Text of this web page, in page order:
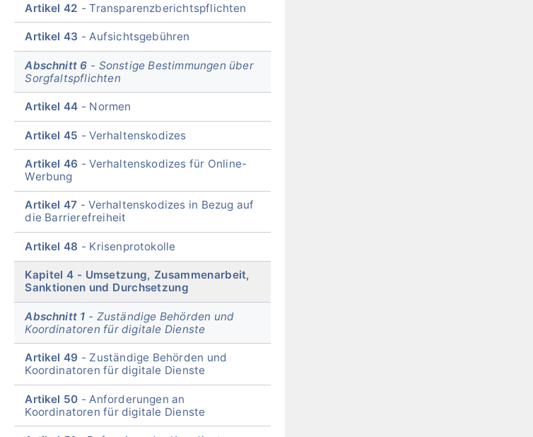
Artikel 42 Transparenzberichtspflichten
Artikel 43 Aufsichtsgebühren
Abschnitt 6
Sonstige Bestimmungen über
Sorgfaltspflichten
Artikel 44 Normen
Artikel 45 Verhaltenskodizes
Artikel 46
Verhaltenskodizes für Online-
Werbung
Artikel 47
Verhaltenskodizes in Bezug auf
die Barrierefreiheit
Artikel 48 Krisenprotokolle
Kapitel 4
Umsetzung, Zusammenarbeit,
Sanktionen und Durchsetzung
Abschnitt 1
Zuständige Behörden und
Koordinatoren für digitale Dienste
Artikel 49
Zuständige Behörden und
Koordinatoren für digitale Dienste
Artikel 50
Anforderungen an
Koordinatoren für digitale Dienste